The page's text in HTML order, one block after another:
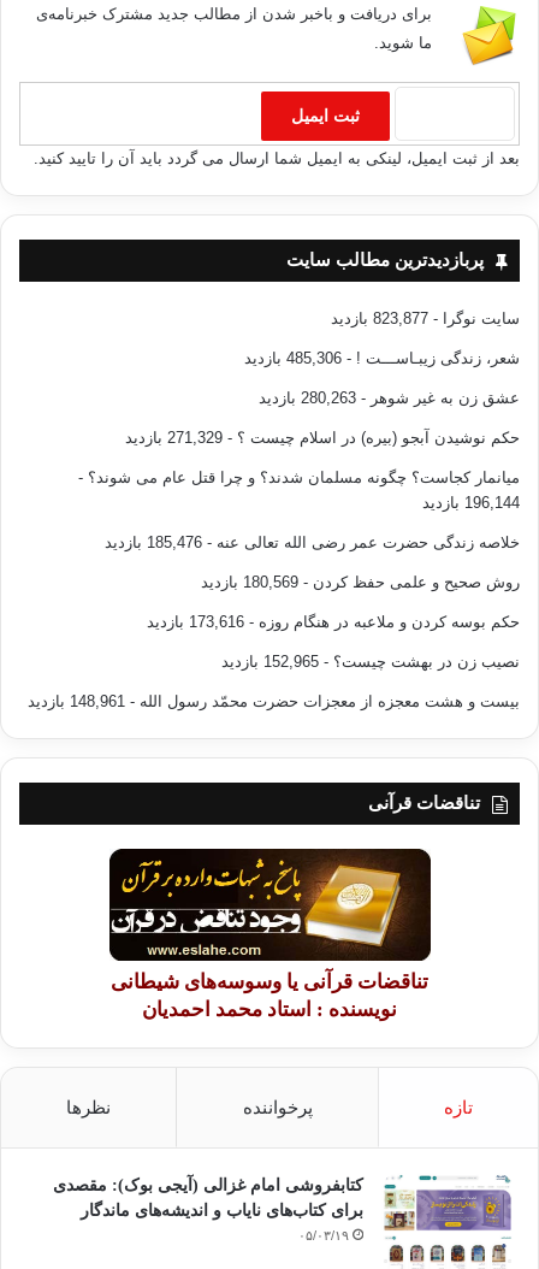
برای دریافت و باخبر شدن از مطالب جدید مشترک خبرنامه‌ی
ما شوید.
بعد از ثبت ایمیل، لینکی به ایمیل شما ارسال می گردد باید آن را تایید کنید.
پربازدیدترین مطالب سایت
سایت نوگرا - 823,877 بازدید
شعر، زندگی زیبـاســـت ! - 485,306 بازدید
عشق زن به غیر شوهر - 280,263 بازدید
حکم نوشیدن آبجو (بیره) در اسلام چیست ؟ - 271,329 بازدید
میانمار کجاست؟ چگونه مسلمان شدند؟ و چرا قتل عام می شوند؟ -
196,144 بازدید
خلاصه زندگی حضرت عمر رضی الله تعالی عنه - 185,476 بازدید
روش صحیح و علمی حفظ کردن - 180,569 بازدید
حکم بوسه کردن و ملاعبه در هنگام روزه - 173,616 بازدید
نصیب زن در بهشت چیست؟ - 152,965 بازدید
بیست و هشت معجزه از معجزات حضرت محمّد رسول الله - 148,961 بازدید
تناقضات قرآنی
تناقضات قرآنی یا وسوسه‌های شیطانی
نویسنده : استاد محمد احمدیان
تازه پرخواننده نظرها
کتابفروشی امام غزالی (آیجی بوک): مقصدی
برای کتاب‌های نایاب و اندیشه‌های ماندگار
۰۵/۰۳/۱۹